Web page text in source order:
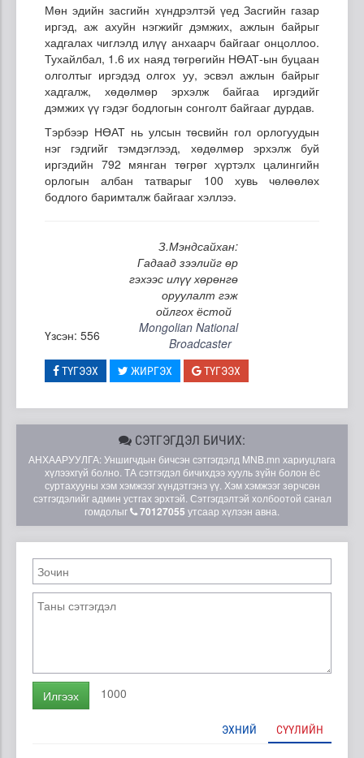
Мөн эдийн засгийн хүндрэлтэй үед Засгийн газар
иргэд, аж ахуйн нэгжийг дэмжих, ажлын байрыг
хадгалах чиглэлд илүү анхаарч байгааг онцоллоо.
Тухайлбал, 1.6 их наяд төгрөгийн НӨАТ-ын буцаан
олголтыг иргэдэд олгох уу, эсвэл ажлын байрыг
хадгалж, хөдөлмөр эрхэлж байгаа иргэдийг
дэмжих үү гэдэг бодлогын сонголт байгааг дурдав.
Тэрбээр НӨАТ нь улсын төсвийн гол орлогуудын
нэг гэдгийг тэмдэглээд, хөдөлмөр эрхэлж буй
иргэдийн 792 мянган төгрөг хүртэлх цалингийн
орлогын албан татварыг 100 хувь чөлөөлөх
бодлого баримталж байгааг хэллээ.
З.Мэндсайхан:
Гадаад зээлийг өр
гэхээс илүү хөрөнгө
оруулалт гэж
ойлгох ёстой
Үзсэн: 556
Mongolian National
Broadcaster
ТҮГЭЭХ ЖИРГЭХ ТҮГЭЭХ
СЭТГЭГДЭЛ БИЧИХ:
АНХААРУУЛГА: Уншигчдын бичсэн сэтгэгдэлд MNB.mn хариуцлага
хүлээхгүй болно. ТА сэтгэгдэл бичихдээ хууль зүйн болон ёс
суртахууны хэм хэмжээг хүндэтгэнэ үү. Хэм хэмжээг зөрчсөн
сэтгэгдэлийг админ устгах эрхтэй. Сэтгэгдэлтэй холбоотой санал
гомдолыг
70127055 утсаар хүлээн авна.
Илгээх 1000
ЭХНИЙ СҮҮЛИЙН